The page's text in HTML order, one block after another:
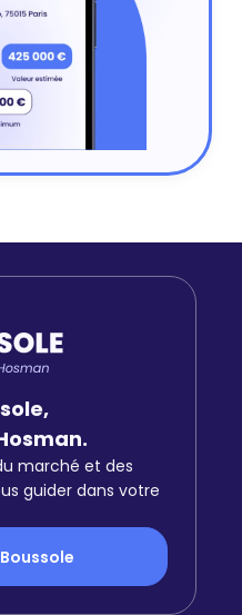
marché et des
guider dans votre